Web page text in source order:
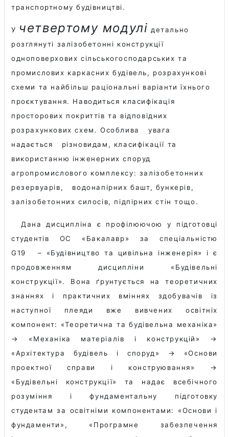
транспортному будівництві.
У четвертому модулі детально
розглянуті залізобетонні конструкції
одноповерхових сільськогосподарських та
промислових каркасних будівель, розрахункові
схеми та найбільш раціональні варіанти їхнього
проєктування. Наводиться класифікація
просторових покриттів та відповідних
розрахункових схем. Особлива
увага
надається
різновидам, класифікації та
використанню інженерних споруд
агропромислового комплексу: залізобетонних
резервуарів,
водонапірних башт, бункерів,
залізобетонних силосів, підпірних стін тощо.
Дана дисципліна є профілюючою у підготовці
студентів ОС «Бакалавр» за спеціальністю
G19
– «Будівництво та цивільна інженерія» і є
продовженням дисципліни «Будівельні
конструкції». Вона ґрунтується на теоретичних
знаннях і практичних вміннях здобувачів із
наступної плеяди вже вивчених освітніх
компонент: «Теоретична та будівельна механіка»
→ «Механіка матеріалів і конструкцій» →
«Архітектура будівель і споруд» → «Основи
проектної справи і конструювання» →
«Будівельні конструкції» та надає всебічного
розуміння і фундаментальну підготовку
студентам за освітніми компонентами: «Основи і
фундаменти», «Програмне забезпечення